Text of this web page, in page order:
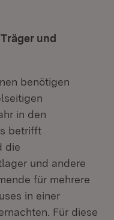
und
benötigen
in den
betrifft
die
und andere
für mehrere
in einer
Für diese